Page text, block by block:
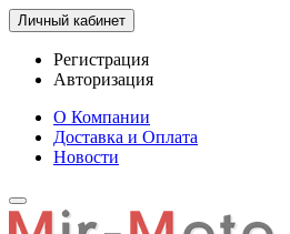
Личный кабинет
Регистрация
Авторизация
О Компании
Доставка и Оплата
Новости